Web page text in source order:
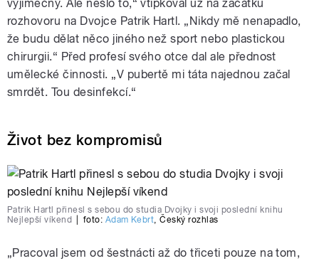
výjimečný. Ale nešlo to,“ vtipkoval už na začátku
rozhovoru na Dvojce Patrik Hartl. „Nikdy mě nenapadlo,
že budu dělat něco jiného než sport nebo plastickou
chirurgii.“ Před profesí svého otce dal ale přednost
umělecké činnosti. „V pubertě mi táta najednou začal
smrdět. Tou desinfekcí.“
Život bez kompromisů
Patrik Hartl přinesl s sebou do studia Dvojky i svoji poslední knihu
Nejlepší víkend
foto: Adam Kebrt,Český rozhlas
„Pracoval jsem od šestnácti až do třiceti pouze na tom,